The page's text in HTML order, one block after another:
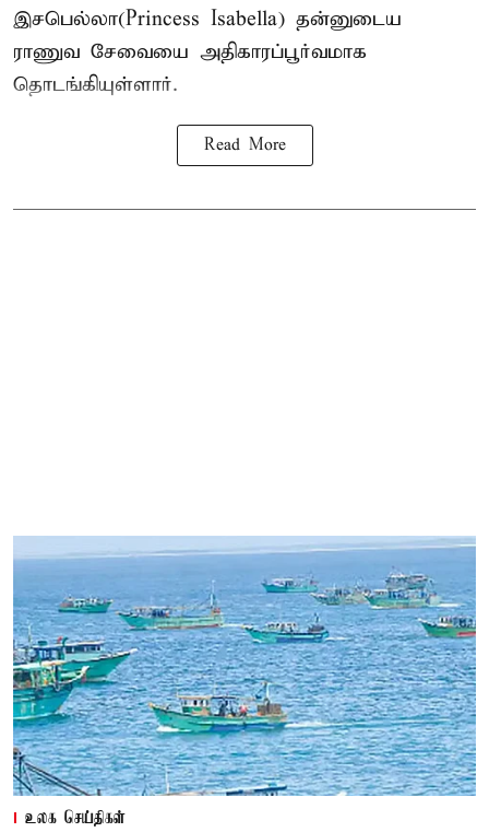
இசபெல்லா(Princess Isabella) தன்னுடைய
ராணுவ சேவையை அதிகாரப்பூர்வமாக
தொடங்கியுள்ளார்.
Read More
உலக செய்திகள்